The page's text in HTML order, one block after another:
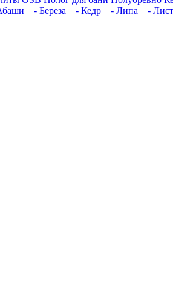
- Береза - Кедр - Липа -